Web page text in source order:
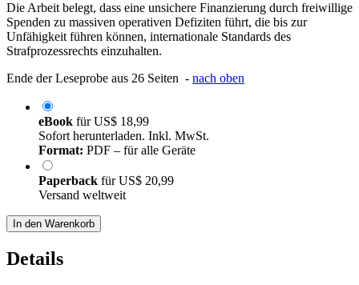
Die Arbeit belegt, dass eine unsichere Finanzierung durch freiwillige
Spenden zu massiven operativen Defiziten führt, die bis zur
Unfähigkeit führen können, internationale Standards des
Strafprozessrechts einzuhalten.
Ende der Leseprobe aus 26 Seiten - nach oben
eBook fürUS$ 18,99
Sofort herunterladen. Inkl. MwSt.
Format: PDF – für alle Geräte
Paperback fürUS$ 20,99
Versand weltweit
In den Warenkorb
Details